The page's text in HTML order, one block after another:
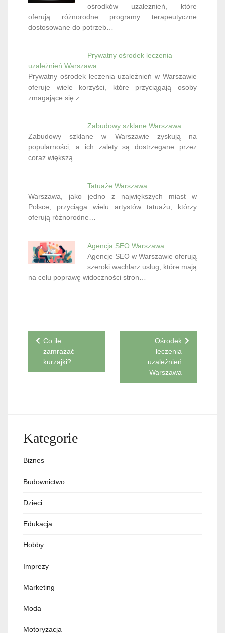
ośrodków uzależnień, które
oferują różnorodne programy terapeutyczne
dostosowane do potrzeb…
Prywatny ośrodek leczenia
uzależnień Warszawa
Prywatny ośrodek leczenia uzależnień w Warszawie
oferuje wiele korzyści, które przyciągają osoby
zmagające się z…
Zabudowy szklane Warszawa
Zabudowy szklane w Warszawie zyskują na
popularności, a ich zalety są dostrzegane przez
coraz większą…
Tatuaże Warszawa
Warszawa, jako jedno z największych miast w
Polsce, przyciąga wielu artystów tatuażu, którzy
oferują różnorodne…
Agencja SEO Warszawa
Agencje SEO w Warszawie oferują
szeroki wachlarz usług, które mają
na celu poprawę widoczności stron…
Nawigacja
wpisu
Co ile
zamrażać
kurzajki?
Ośrodek
leczenia
uzależnień
Warszawa
Kategorie
Biznes
Budownictwo
Dzieci
Edukacja
Hobby
Imprezy
Marketing
Moda
Motoryzacja